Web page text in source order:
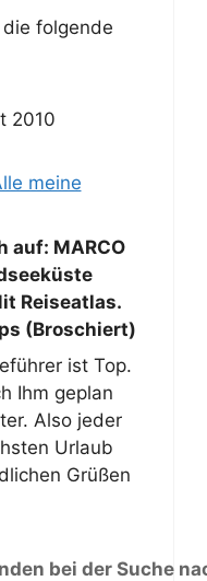
folgende
2010
meine
auf: MARCO
Reiseatlas.
(Broschiert)
ist Top.
Ihm geplan
Also jeder
Urlaub
Grüßen
bei der Suche